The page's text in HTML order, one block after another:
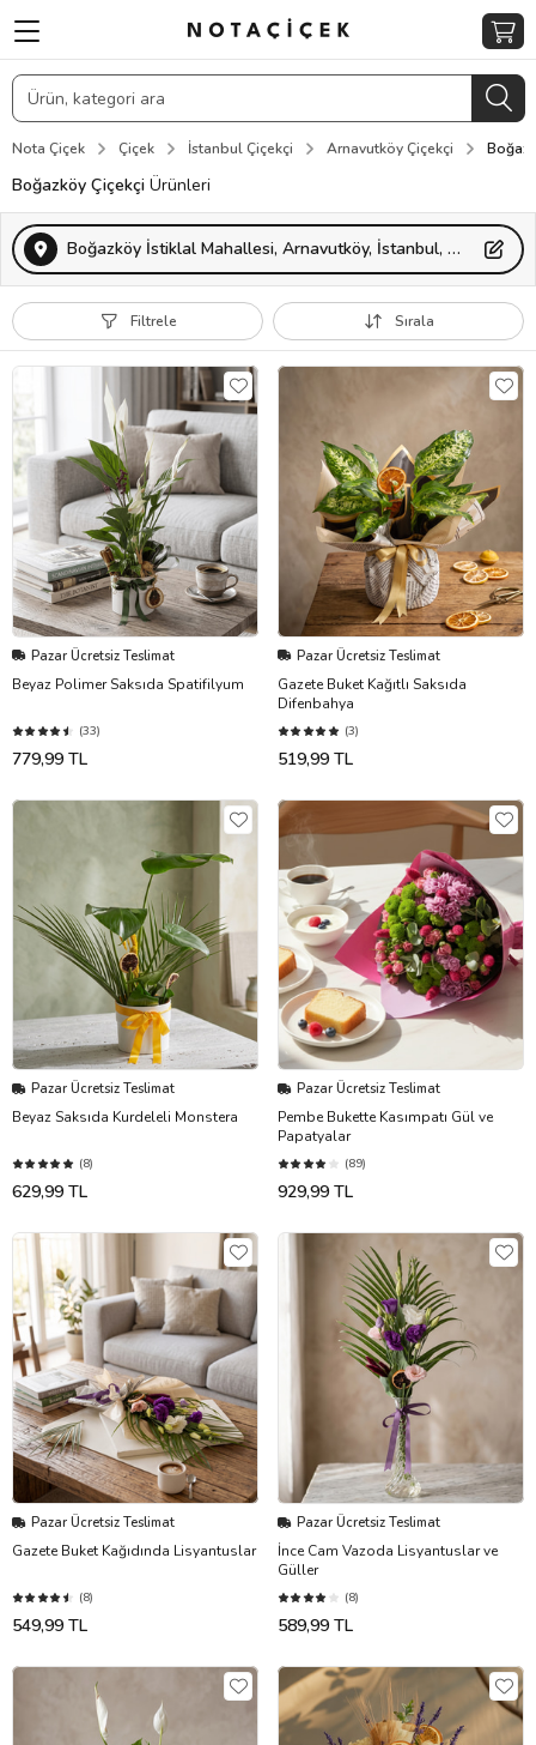
Nota Çiçek Çiçek İstanbul Çiçekçi Arnavutköy Çiçekçi
Boğazköy Çiçekçi Ürünleri
Boğazköy İstiklal Mahallesi, Arnavutköy, İstanbul, Türkiye
Filtrele Sırala
Pazar Ücretsiz Teslimat
Beyaz Polimer Saksıda Spatifilyum
(33)
779,99 TL
Pazar Ücretsiz Teslimat
Gazete Buket Kağıtlı Saksıda
Difenbahya
(3)
519,99 TL
Pazar Ücretsiz Teslimat
Beyaz Saksıda Kurdeleli Monstera
(8)
629,99 TL
Pazar Ücretsiz Teslimat
Pembe Bukette Kasımpatı Gül ve
Papatyalar
(89)
929,99 TL
Pazar Ücretsiz Teslimat
Gazete Buket Kağıdında Lisyantuslar
(8)
549,99 TL
Pazar Ücretsiz Teslimat
İnce Cam Vazoda Lisyantuslar ve
Güller
(8)
589,99 TL